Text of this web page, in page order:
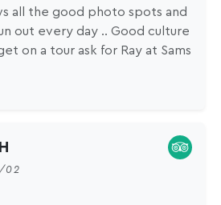
all the good photo spots and
out every day .. Good culture
on a tour ask for Ray at Sams
02